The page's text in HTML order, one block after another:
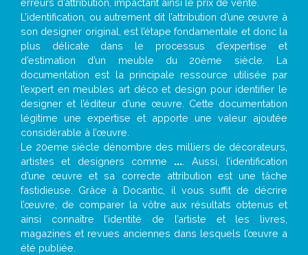
L’identification, ou autrement dit l’attribution d’une œuvre à
son designer original, est l’étape fondamentale et donc la
plus délicate dans le processus d’expertise et
d’estimation d’un meuble du 20ème siècle. La
documentation est la principale ressource utilisée par
l’expert en meubles art déco et design pour identifier le
designer et l’éditeur d’une œuvre. Cette documentation
légitime une expertise et apporte une valeur ajoutée
considérable à l’œuvre.
Le 20eme siècle dénombre des milliers de décorateurs,
artistes et designers comme ... . Aussi, l’identification
d’une œuvre et sa correcte attribution est une tâche
fastidieuse. Grâce à Docantic, il vous suffit de décrire
l’œuvre, de comparer la vôtre aux résultats obtenus et
ainsi connaître l’identité de l’artiste et les livres,
magazines et revues anciennes dans lesquels l’œuvre a
été publiée.